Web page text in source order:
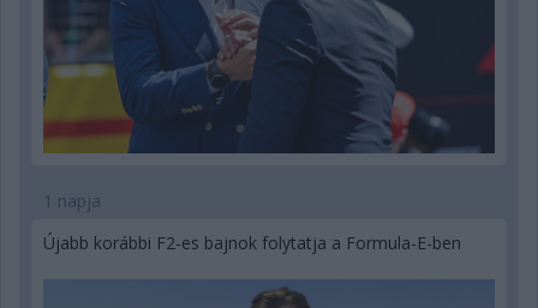
1 napja
Újabb korábbi F2-es bajnok folytatja a Formula-E-ben